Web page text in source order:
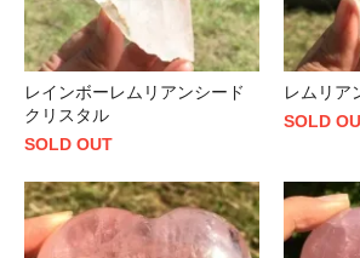
レインボーレムリアンシード
クリスタル
SOLD OUT
レムリア
SOLD